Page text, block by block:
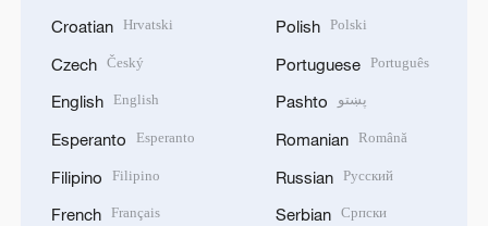
Croatian Hrvatski
Czech Český
English English
Esperanto Esperanto
Filipino Filipino
French Français
Polish Polski
Portuguese Português
Pashto پښتو
Romanian Română
Russian Русский
Serbian Српски